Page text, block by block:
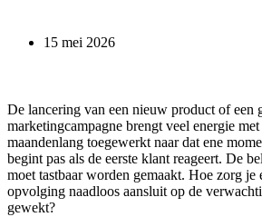
15 mei 2026
De lancering van een nieuw product of een
marketingcampagne brengt veel energie
maandenlang toegewerkt naar dat ene
begint pas als de eerste klant reageert. De
moet tastbaar worden gemaakt. Hoe zorg je
opvolging naadloos aansluit op de
gewekt?